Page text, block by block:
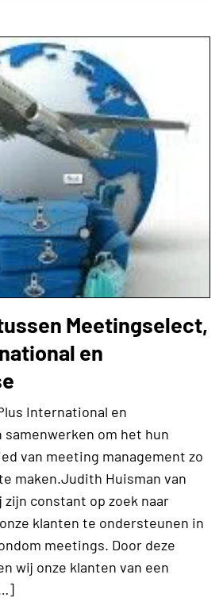
Meetingselect,
en
International en
samenwerken om het hun
van meeting management zo
maken.Judith Huisman van
constant op zoek naar
klanten te ondersteunen in
meetings. Door deze
wij onze klanten van een